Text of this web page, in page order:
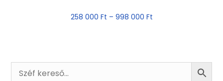
258 000 Ft – 998 000 Ft